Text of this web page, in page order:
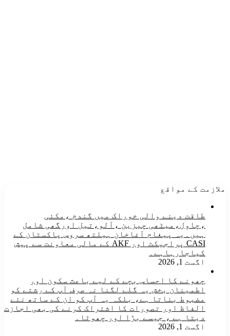
ملازمت کے مواقع
طاقت دینے والی خوراک میں گندم ،مکئی
،چاول،میٹھی چیزین ،آلو،تیل اورگھی شامل
ہیں۔یہ پیغام آغاخان ہیلتھ سروس پاکستان کے
CASI پراجیکٹ اور AKF کے مالی معاونت سے پیش
کیاجارہاہے۔
اگست 1, 2026
چھونے کا احساس بچے کے لیے باعث سکون اور
اطمینان بخش یہ گلے لگنا نہ صرف آپ کے رشتے کو
مضبوط بناتا ہے، بلکہ یہ آپ کو ان کے ساتھ نئے
الفاظ اور تصورات کا اشتراک کرنے کی بھی اجازت
دیتا ہے ، جیسے بڑا اور چھوٹا۔
اگست 1, 2026